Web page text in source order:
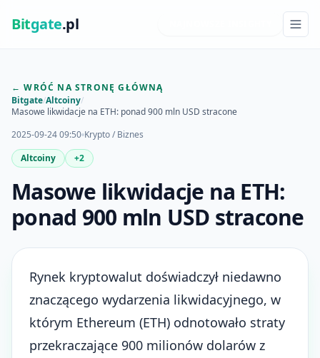
Bitgate.pl
← WRÓĆ NA STRONĘ GŁÓWNĄ
Bitgate/Altcoiny/
Masowe likwidacje na ETH: ponad 900 mln USD stracone
2025-09-24 09:50 Krypto / Biznes
Altcoiny
+2
Masowe likwidacje na ETH:
ponad 900 mln USD stracone
Rynek kryptowalut doświadczył niedawno
znaczącego wydarzenia likwidacyjnego, w
którym Ethereum (ETH) odnotowało straty
przekraczające 900 milionów dolarów z